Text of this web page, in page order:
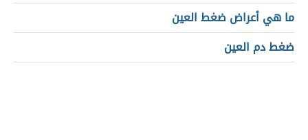
ما هي أعراض ضغط العين
ضغط دم العين